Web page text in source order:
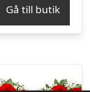
Gå till butik